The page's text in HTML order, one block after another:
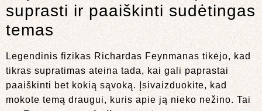
suprasti ir paaiškinti sudėtingas
temas
Legendinis fizikas Richardas Feynmanas tikėjo, kad
tikras supratimas ateina tada, kai gali paprastai
paaiškinti bet kokią sąvoką. Įsivaizduokite, kad
mokote temą draugui, kuris apie ją nieko nežino. Tai